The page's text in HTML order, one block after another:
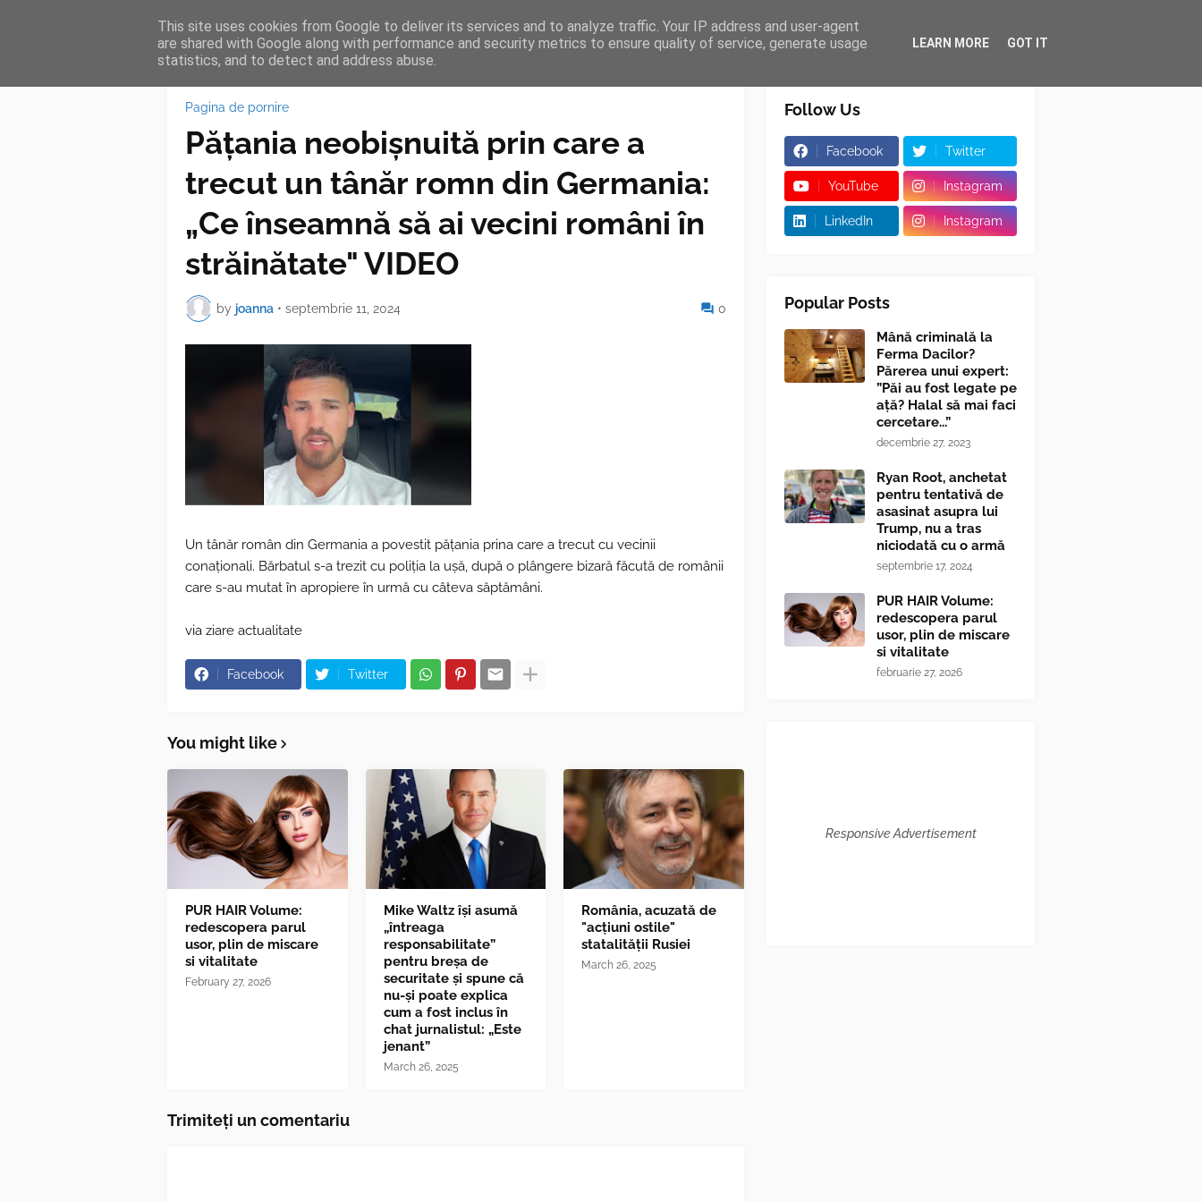
HOME FEATURES BLOGGER TIPOGRAPHY SHORTCODES
Pagina de pornire
Pățania neobișnuită prin care a
trecut un tânăr romn din Germania:
„Ce înseamnă să ai vecini români în
străinătate" VIDEO
by joanna • septembrie 11, 2024 0
Un tânăr român din Germania a povestit pățania prina care a trecut cu vecinii
conaționali. Bărbatul s-a trezit cu poliția la ușă, după o plângere bizară făcută de românii
care s-au mutat în apropiere în urmă cu câteva săptămâni.
via ziare actualitate
Facebook Twitter
You might like
PUR HAIR Volume:
redescopera parul
usor, plin de miscare
si vitalitate
February 27, 2026
Mike Waltz îşi asumă
„întreaga
responsabilitate”
pentru breşa de
securitate și spune că
nu-și poate explica
cum a fost inclus în
chat jurnalistul: „Este
jenant”
March 26, 2025
România, acuzată de
"acțiuni ostile"
statalității Rusiei
March 26, 2025
Trimiteți un comentariu
Follow Us
Facebook Twitter
YouTube Instagram
LinkedIn Instagram
Popular Posts
Mână criminală la
Ferma Dacilor?
Părerea unui expert:
”Păi au fost legate pe
ață? Halal să mai faci
cercetare...”
decembrie 27, 2023
Ryan Root, anchetat
pentru tentativă de
asasinat asupra lui
Trump, nu a tras
niciodată cu o armă
septembrie 17, 2024
PUR HAIR Volume:
redescopera parul
usor, plin de miscare
si vitalitate
februarie 27, 2026
Responsive Advertisement
This site uses cookies from Google to deliver its services and to analyze traffic. Your IP address and user-agent
are shared with Google along with performance and security metrics to ensure quality of service, generate usage
statistics, and to detect and address abuse.
LEARN MORE GOT IT